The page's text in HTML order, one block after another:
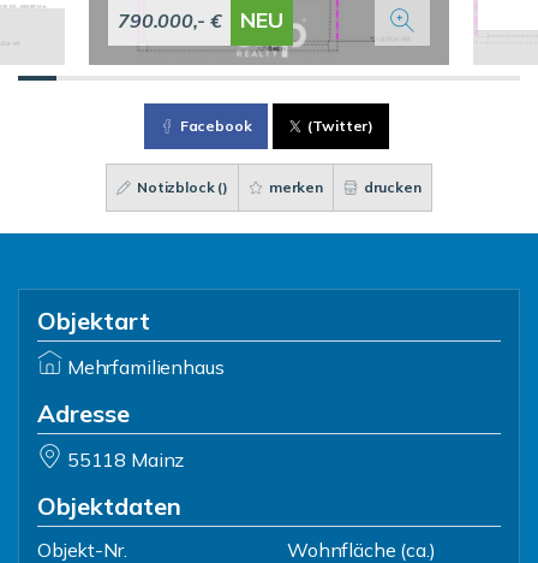
790.000,- € NEU
Facebook (Twitter)
Notizblock () merken drucken
Objektart
Mehrfamilienhaus
Adresse
55118 Mainz
Objektdaten
Objekt-Nr.
Wohnfläche (ca.)